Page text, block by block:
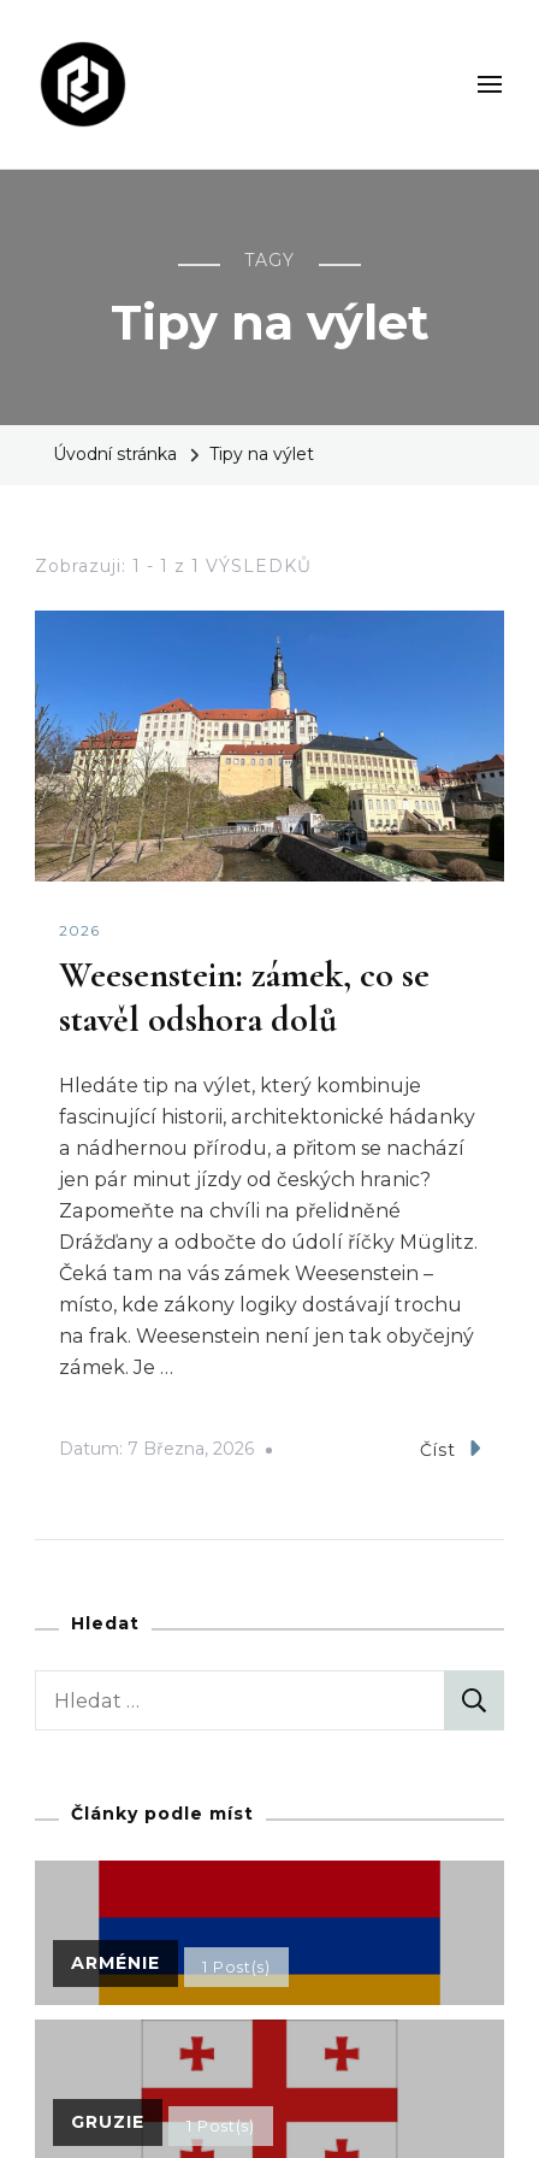
Rudolf Jarolím
Osobní blog
TAGY
Tipy na výlet
Úvodní stránka Tipy na výlet
Zobrazuji: 1 - 1 z 1 VÝSLEDKŮ
2026
Weesenstein: zámek, co se
stavěl odshora dolů
Hledáte tip na výlet, který kombinuje
fascinující historii, architektonické hádanky
a nádhernou přírodu, a přitom se nachází
jen pár minut jízdy od českých hranic?
Zapomeňte na chvíli na přelidněné
Drážďany a odbočte do údolí říčky Müglitz.
Čeká tam na vás zámek Weesenstein –
místo, kde zákony logiky dostávají trochu
na frak. Weesenstein není jen tak obyčejný
zámek. Je …
Datum: 7 Března, 2026 Číst
Hledat
Vyhledávání
Články podle míst
ARMÉNIE 1 Post(s)
GRUZIE 1 Post(s)